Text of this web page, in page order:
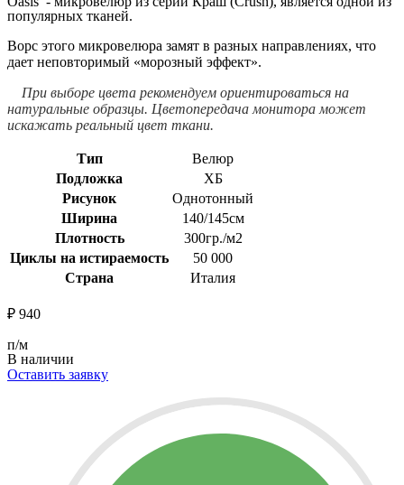
популярных тканей.
Ворс этого микровелюра замят в разных направлениях, что
дает неповторимый «морозный эффект».
При выборе цвета рекомендуем ориентироваться на
натуральные образцы. Цветопередача монитора может
искажать реальный цвет ткани.
Тип
Велюр
Подложка
ХБ
Рисунок
Однотонный
Ширина
140/145см
Плотность
300гр./м2
Циклы на истираемость
50 000
Страна
Италия
₽ 940
п/м
В наличии
Оставить заявку